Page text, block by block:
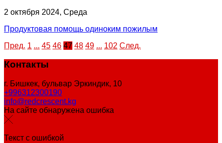
2 октября 2024, Среда
Продуктовая помощь одиноким пожилым
Пред. 1 ... 45 46 47 48 49 ... 102 След.
Контакты
г. Бишкек, бульвар Эркиндик, 10
+996312300190
info@redcrescent.kg
На сайте обнаружена ошибка
Текст с ошибкой